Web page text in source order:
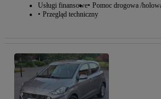
Usługi finansowe Pomoc drogowa /
Przegląd techniczny